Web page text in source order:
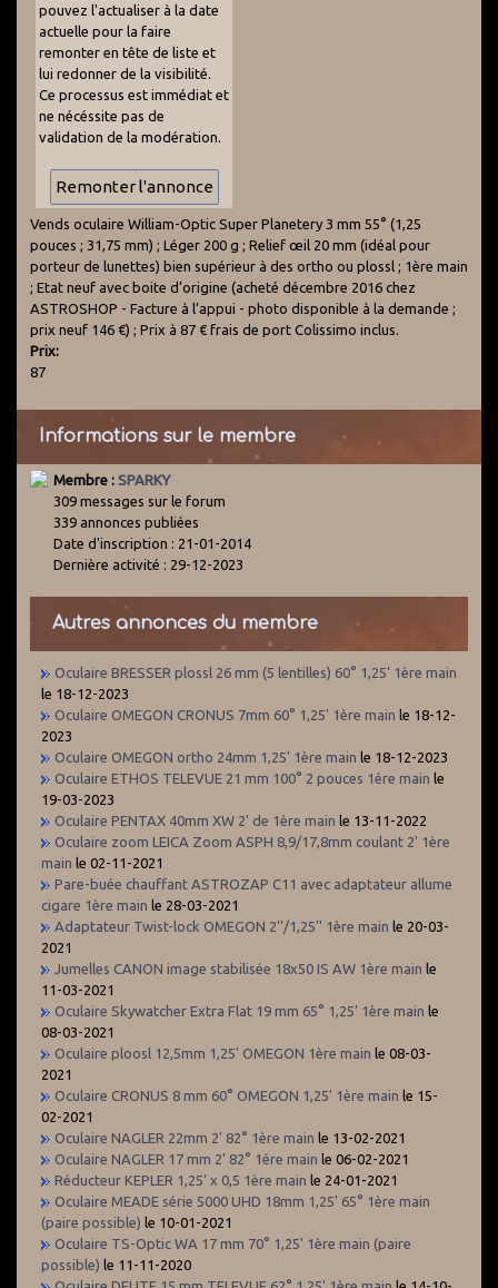
pouvez l'actualiser à la date
actuelle pour la faire
remonter en tête de liste et
lui redonner de la visibilité.
Ce processus est immédiat et
ne nécéssite pas de
validation de la modération.
Vends oculaire William-Optic Super Planetery 3 mm 55° (1,25
pouces ; 31,75 mm) ; Léger 200 g ; Relief œil 20 mm (idéal pour
porteur de lunettes) bien supérieur à des ortho ou plossl ; 1ère main
; Etat neuf avec boite d’origine (acheté décembre 2016 chez
ASTROSHOP - Facture à l’appui - photo disponible à la demande ;
prix neuf 146 €) ; Prix à 87 € frais de port Colissimo inclus.
Prix:
87
Informations sur le membre
Membre : SPARKY
309 messages sur le forum
339 annonces publiées
Date d'inscription : 21-01-2014
Dernière activité : 29-12-2023
Autres annonces du membre
Oculaire BRESSER plossl 26 mm (5 lentilles) 60° 1,25' 1ère main
le 18-12-2023
Oculaire OMEGON CRONUS 7mm 60° 1,25' 1ère main le 18-12-
2023
Oculaire OMEGON ortho 24mm 1,25' 1ère main le 18-12-2023
Oculaire ETHOS TELEVUE 21 mm 100° 2 pouces 1ére main le
19-03-2023
Oculaire PENTAX 40mm XW 2' de 1ère main le 13-11-2022
Oculaire zoom LEICA Zoom ASPH 8,9/17,8mm coulant 2' 1ère
main le 02-11-2021
Pare-buée chauffant ASTROZAP C11 avec adaptateur allume
cigare 1ère main le 28-03-2021
Adaptateur Twist-lock OMEGON 2''/1,25'' 1ère main le 20-03-
2021
Jumelles CANON image stabilisée 18x50 IS AW 1ère main le
11-03-2021
Oculaire Skywatcher Extra Flat 19 mm 65° 1,25' 1ère main le
08-03-2021
Oculaire ploosl 12,5mm 1,25' OMEGON 1ère main le 08-03-
2021
Oculaire CRONUS 8 mm 60° OMEGON 1,25' 1ère main le 15-
02-2021
Oculaire NAGLER 22mm 2' 82° 1ère main le 13-02-2021
Oculaire NAGLER 17 mm 2' 82° 1ére main le 06-02-2021
Réducteur KEPLER 1,25' x 0,5 1ère main le 24-01-2021
Oculaire MEADE série 5000 UHD 18mm 1,25' 65° 1ère main
(paire possible) le 10-01-2021
Oculaire TS-Optic WA 17 mm 70° 1,25' 1ère main (paire
possible) le 11-11-2020